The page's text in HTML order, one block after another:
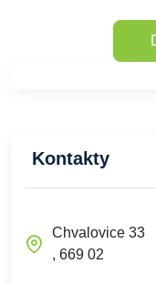
Kontakty
Chvalovice 33
, 669 02